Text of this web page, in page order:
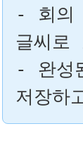
- 회의
글씨로
- 완성
저장하